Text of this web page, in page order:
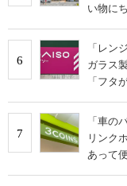
い物に
6
「レン
ガラス
「フタ
7
「車の
リンク
あって